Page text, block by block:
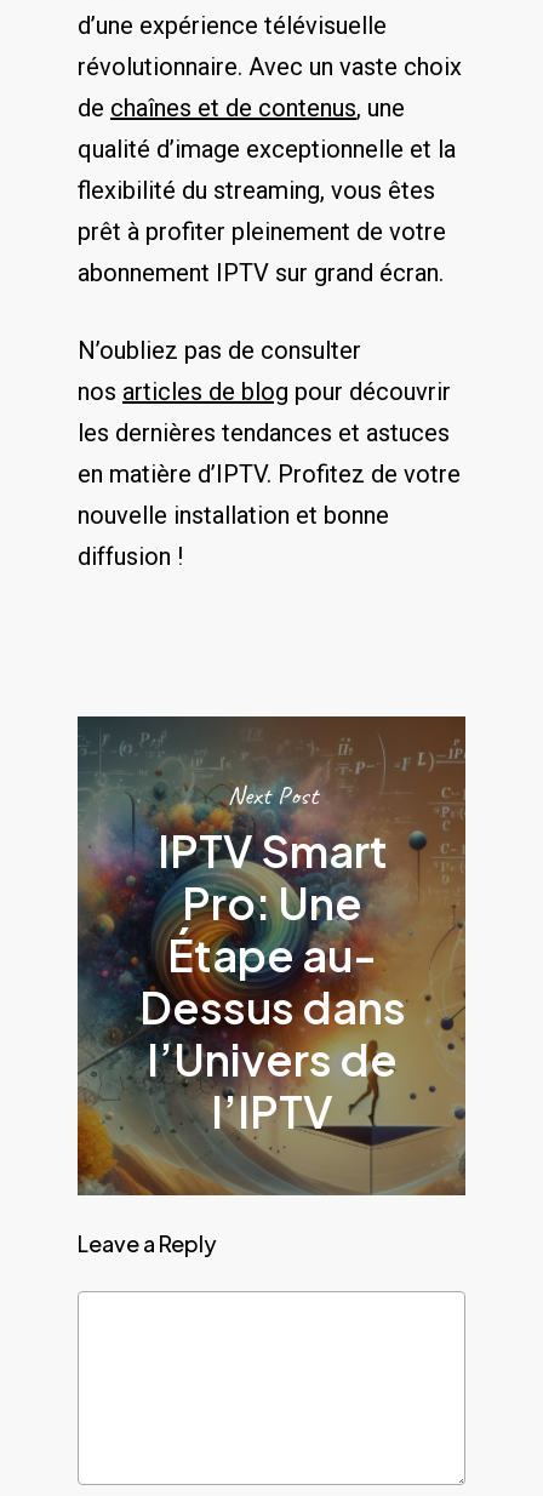
d’une expérience télévisuelle
révolutionnaire. Avec un vaste choix
de chaînes et de contenus, une
qualité d’image exceptionnelle et la
flexibilité du streaming, vous êtes
prêt à profiter pleinement de votre
abonnement IPTV sur grand écran.
N’oubliez pas de consulter
nos articles de blog pour découvrir
les dernières tendances et astuces
en matière d’IPTV. Profitez de votre
nouvelle installation et bonne
diffusion !
Next Post
IPTV Smart
Pro: Une
Étape au-
Dessus dans
l’Univers de
l’IPTV
Leave a Reply